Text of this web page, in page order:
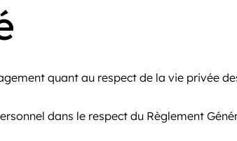
quant au respect de la vie privée
dans le respect du Règlement